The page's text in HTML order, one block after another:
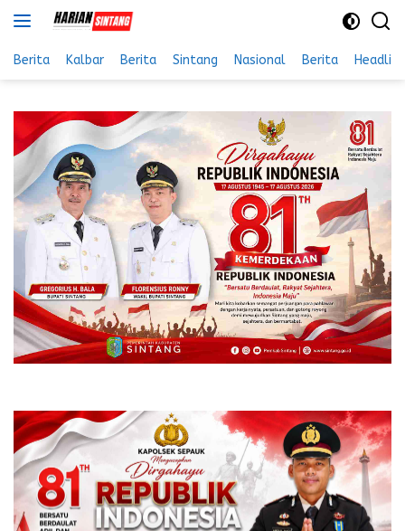
Langsung
ke
konten
Berita Kalbar Berita Sintang Nasional Berita Headline